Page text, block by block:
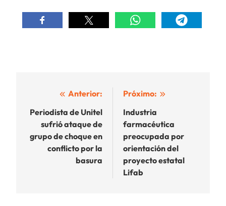
Navegación
de
entradas
Anterior:
Periodista de Unitel
sufrió ataque de
grupo de choque en
conflicto por la
basura
Próximo:
Industria
farmacéutica
preocupada por
orientación del
proyecto estatal
Lifab